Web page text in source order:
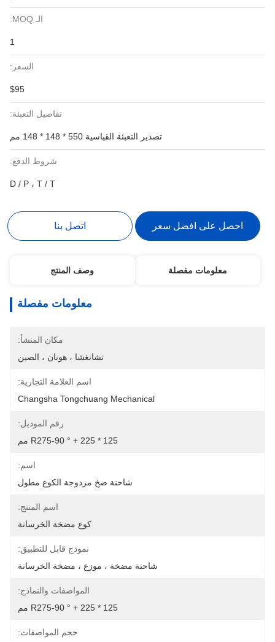
الـ MOQ:
1
السعر:
$95
تفاصيل التعبئة:
تصدير التعبئة القياسية 550 * 148 * 148 مم
شروط الدفع:
D / P ، T / T
احصل على افضل سعر اتصل بنا
معلومات مفصلة وصف المنتج
معلومات مفصلة
مكان المنشأ:
تشانغشا ، هونان ، الصين
اسم العلامة التجارية:
Changsha Tongchuang Mechanical
رقم الموديل:
125 * R275-90 ° + 225 مم
اسم:
شاحنة ضخ مزدوجة الكوع مطول
اسم المنتج:
كوع مضخة الخرسانة
نموذج قابل للتطبيق:
شاحنة مضخة ، موزع ، مضخة الخرسانة
المواصفات والنماذج:
125 * R275-90 ° + 225 مم
حجم المواصفات: